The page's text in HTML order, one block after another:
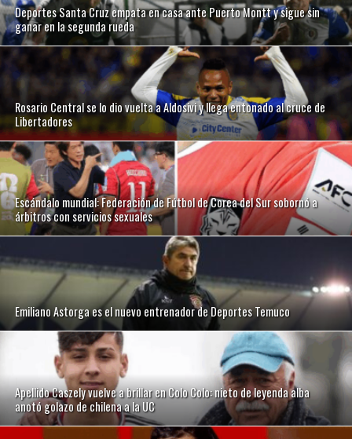
Deportes Santa Cruz empata en casa ante Puerto Montt y sigue sin
ganar en la segunda rueda
Rosario Central se lo dio vuelta a Aldosivi y llega entonado al cruce de
Libertadores
Escándalo mundial: Federación de Fútbol de Corea del Sur sobornó a
árbitros con servicios sexuales
Emiliano Astorga es el nuevo entrenador de Deportes Temuco
Apellido Caszely vuelve a brillar en Colo Colo: nieto de leyenda alba
anotó golazo de chilena a la UC